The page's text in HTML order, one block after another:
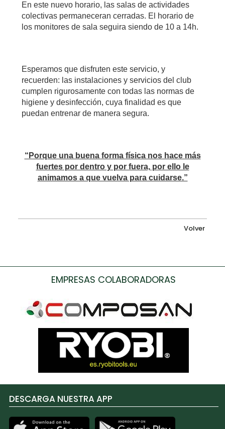
En este nuevo horario, las salas de actividades
colectivas permaneceran cerradas. El horario de
los monitores de sala seguira siendo de 10 a 14h.
Esperamos que disfruten este servicio, y
recuerden: las instalaciones y servicios del club
cumplen rigurosamente con todas las normas de
higiene y desinfección, cuya finalidad es que
puedan entrenar de manera segura.
“Porque una buena forma física nos hace más
fuertes por dentro y por fuera, por ello le
animamos a que vuelva para cuidarse.”
Volver
EMPRESAS COLABORADORAS
DESCARGA NUESTRA APP